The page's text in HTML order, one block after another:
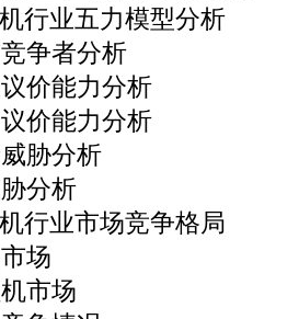
行业五力模型分析
竞争者分析
议价能力分析
议价能力分析
胁分析
分析
行业市场竞争格局
场
市场